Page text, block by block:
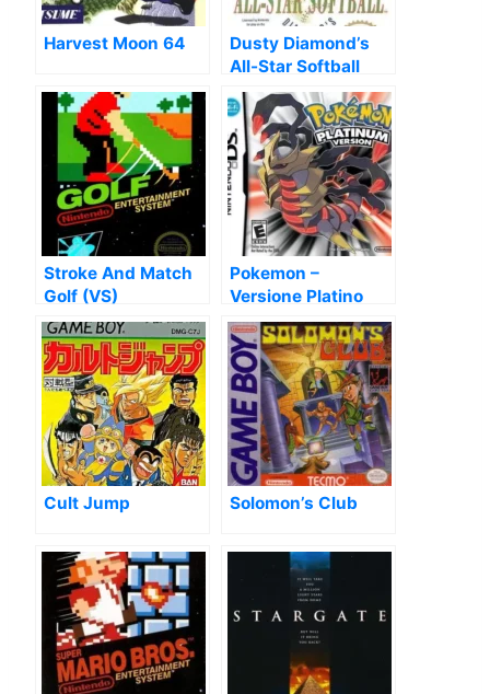
Harvest Moon 64
Dusty Diamond’s
All-Star Softball
Stroke And Match
Golf (VS)
Pokemon –
Versione Platino
(IT)
Cult Jump Solomon’s Club